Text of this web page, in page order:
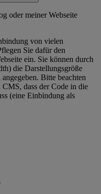
oder meiner Webseite
von vielen
Sie dafür den
ein. Sie können durch
die Darstellungsgröße
Bitte beachten
CMS, dass der Code in die
(eine Einbindung als